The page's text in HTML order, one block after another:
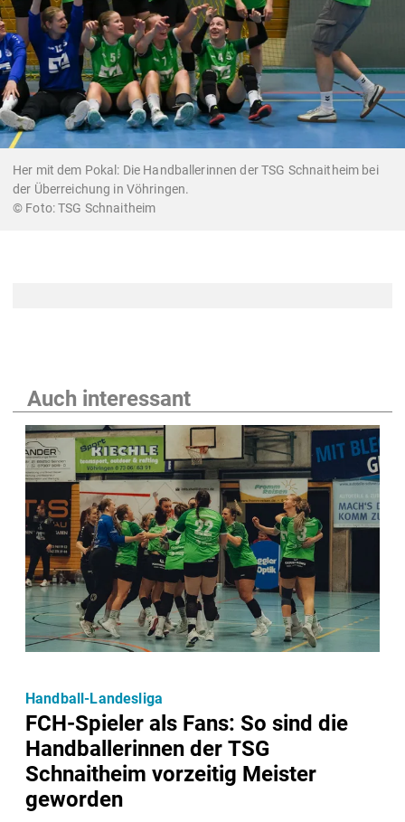
Her mit dem Pokal: Die Handballerinnen der TSG Schnaitheim bei
der Überreichung in Vöhringen.
TSG Schnaitheim
Auch interessant
FCH-Spieler als Fans: So sind die
Handballerinnen der TSG
Schnaitheim vorzeitig Meister
geworden
Handball-Landesliga